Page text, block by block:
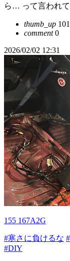
ら… って言われ
thumb_up 101
comment0
2026/02/02 12:31
155 167A2G
#寒さに負けるな
#DIY